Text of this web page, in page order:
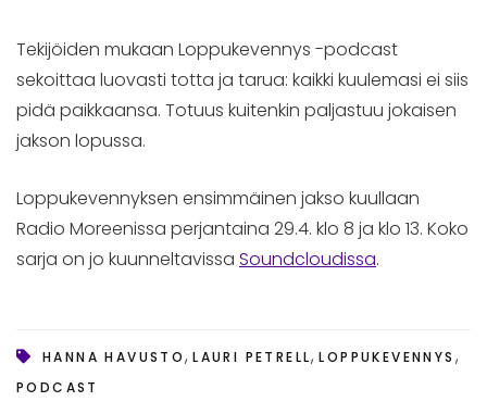
Tekijöiden mukaan Loppukevennys -podcast
sekoittaa luovasti totta ja tarua: kaikki kuulemasi ei siis
pidä paikkaansa. Totuus kuitenkin paljastuu jokaisen
jakson lopussa.
Loppukevennyksen ensimmäinen jakso kuullaan
Radio Moreenissa perjantaina 29.4. klo 8 ja klo 13. Koko
sarja on jo kuunneltavissa Soundcloudissa.
HANNA HAVUSTO,LAURI PETRELL,LOPPUKEVENNYS ,
PODCAST